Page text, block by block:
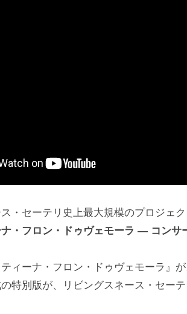
・セーテリ史上最大規模のプロジェク
ナ・フロン・ドゥヴェモーラ ― コンサ
ィーナ・フロン・ドゥヴェモーラ』が
特別版が、リビングスネース・セー